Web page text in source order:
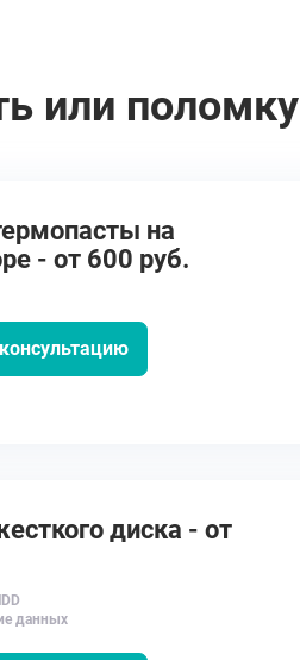
или поломку
на
- от 600 руб.
диска - от
данных